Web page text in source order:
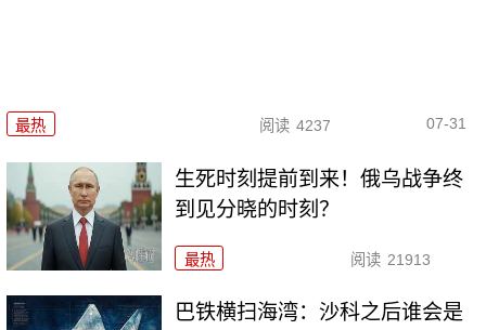
最热 阅读 4237 07-31
生死时刻提前到来！俄乌战争终
到见分晓的时刻？
最热 阅读 21913
巴铁横扫海湾：沙科之后谁会是